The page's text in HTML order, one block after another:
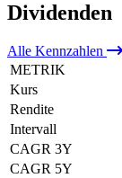
Dividenden
Alle Kennzahlen
METRIK
Kurs
Rendite
Intervall
CAGR 3Y
CAGR 5Y